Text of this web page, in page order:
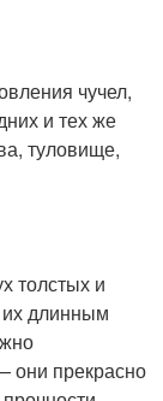
чучел,
и тех же
туловище,
толстых и
длинным
они прекрасно